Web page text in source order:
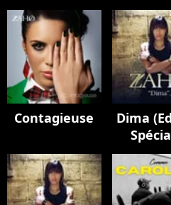
Contagieuse
Dima